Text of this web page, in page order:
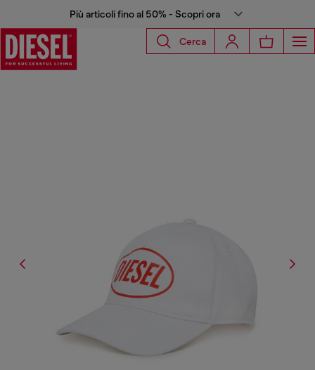
Più articoli fino al 50% - Scopri ora
Cerca